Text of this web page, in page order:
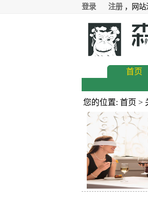
登录 注册，网站
首页
您的位置: 首页 >